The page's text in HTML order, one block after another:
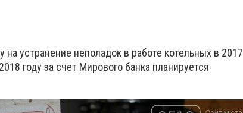
устранение неполадок в работе котельных в 2017
году за счет Мирового банка планируется